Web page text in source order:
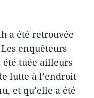
a été retrouvée
enquêteurs
été tuée ailleurs
lutte à l’endroit
et qu’elle a été